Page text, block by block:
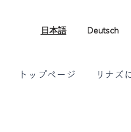
Deutsch
日本語
トップページ リナズ